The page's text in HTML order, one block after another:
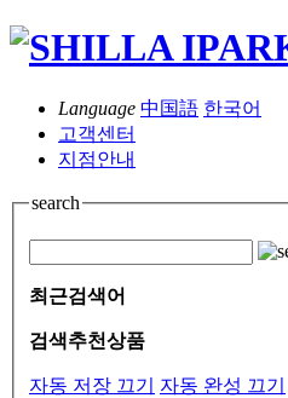
Language 中国語 한국어
고객센터
지점안내
search
최근검색어
검색추천상품
자동 저장 끄기 자동 완성 끄기